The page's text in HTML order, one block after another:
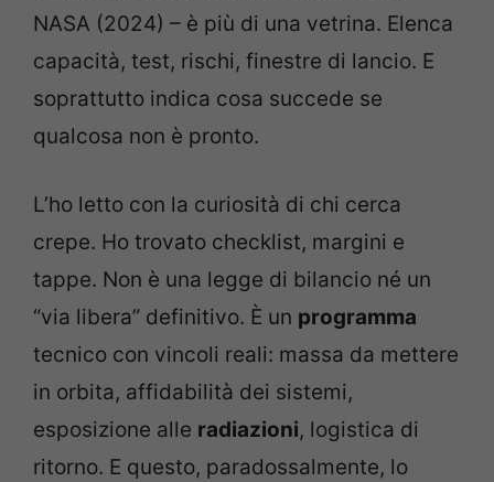
NASA (2024) – è più di una vetrina. Elenca
capacità, test, rischi, finestre di lancio. E
soprattutto indica cosa succede se
qualcosa non è pronto.
L’ho letto con la curiosità di chi cerca
crepe. Ho trovato checklist, margini e
tappe. Non è una legge di bilancio né un
“via libera” definitivo. È un programma
tecnico con vincoli reali: massa da mettere
in orbita, affidabilità dei sistemi,
esposizione alle radiazioni, logistica di
ritorno. E questo, paradossalmente, lo